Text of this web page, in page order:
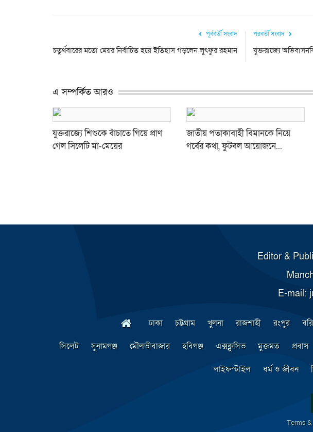
পূর্ববর্তী সংবাদ
চতুর্থবারের মতো মেয়র নির্বাচিত হয়ে ইতিহাস গড়লেন লুৎফুর রহমান
পরবর্তী সংবাদ
যুক্তরাজ্যে
এ সম্পর্কিত আরও
যুক্তরাজ্যে শিশুকে বাঁচাতে গিয়ে প্রাণ
গেল সিলেটি মা-মেয়ের
জাতীয় পতাকাবাহী বিমানকে নিয়ে
গর্বের কথা, ফুটবল আয়োজনে...
Editor &
E-mail:
ঢাকা চট্টগ্রাম খুলনা রাজশাহী রংপুর
সিলেট সুনামগঞ্জ মৌলভীবাজার হবিগঞ্জ এক্সক্লুসিভ মুক্তমত প্রবাস
লাইফস্টাইল ধর্ম ও জীবন
Terms